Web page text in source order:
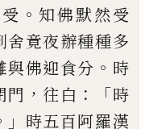
。知佛默然受
舍竟夜辦種種多
與佛迎食分 。 時
門 ， 往 白 ：「時
」 時五百阿羅漢